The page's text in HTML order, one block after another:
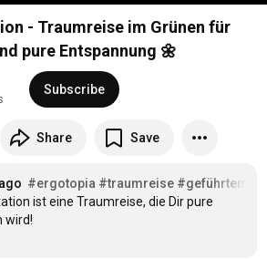
- Traumreise im Grünen für
pure Entspannung 🌼
Subscribe
Share Save
#ergotopia #traumreise
ist eine Traumreise, die Dir pure